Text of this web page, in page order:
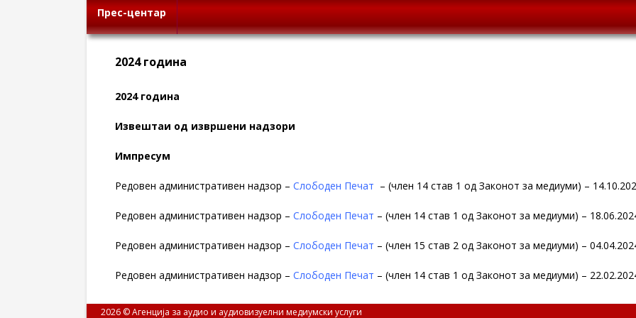
Прес-центар
2024 година
2024 година
Извештаи од извршени надзори
Импресум
Редовен административен надзор – Слободен Печат – (член 14 став 1 од Законот за медиуми) –
Редовен административен надзор – Слободен Печат – (член 14 став 1 од Законот за медиуми) –
Редовен административен надзор – Слободен Печат – (член 15 став 2 од Законот за медиуми) –
Редовен административен надзор – Слободен Печат – (член 14 став 1 од Законот за медиуми) –
2026 © Агенција за аудио и аудиовизуелни медиумски услуги